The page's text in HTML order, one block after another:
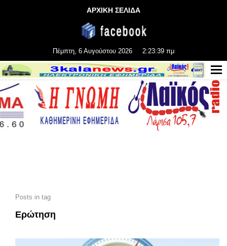
ΑΡΧΙΚΗ ΣΕΛΙΔΑ
Πέμπτη, 6 Αυγούστου 2026 2:23:41 πμ
Posts in tag
Ερώτηση